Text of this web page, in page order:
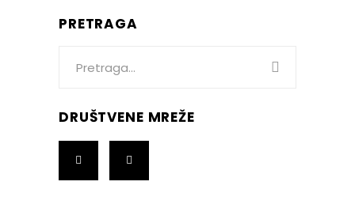
PRETRAGA
DRUŠTVENE MREŽE